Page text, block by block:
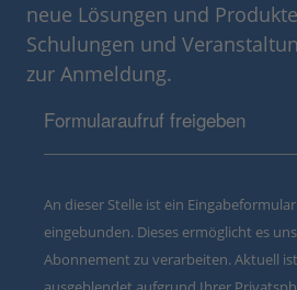
neue Lösungen und
Schulungen und
zur Anmeldung.
Formularaufruf freigeben
An dieser Stelle ist ein
eingebunden. Dieses ermöglicht es
Abonnement zu verarbeiten. Aktuell